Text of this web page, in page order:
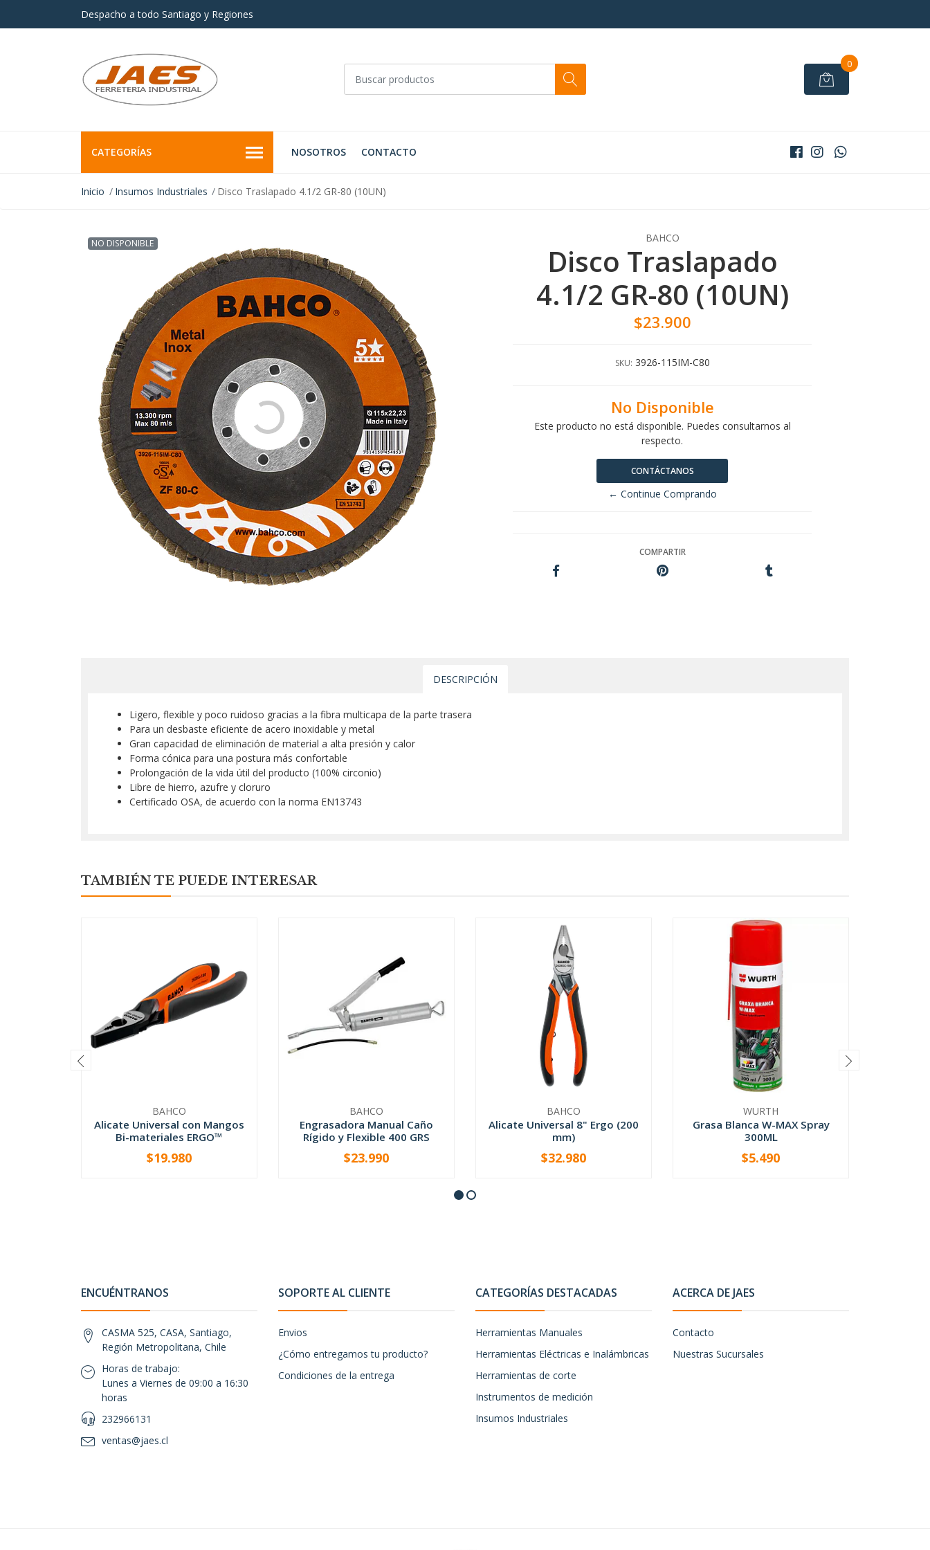
Despacho a todo Santiago y Regiones
0
CATEGORÍAS NOSOTROS CONTACTO
Inicio Insumos Industriales Disco Traslapado 4.1/2 GR-80 (10UN)
NO DISPONIBLE BAHCO
Disco Traslapado
4.1/2 GR-80 (10UN)
$23.900
SKU: 3926-115IM-C80
No Disponible
Este producto no está disponible. Puedes consultarnos al
respecto.
CONTÁCTANOS
← Continue Comprando
COMPARTIR
DESCRIPCIÓN
Ligero, flexible y poco ruidoso gracias a la fibra multicapa de la parte trasera
Para un desbaste eficiente de acero inoxidable y metal
Gran capacidad de eliminación de material a alta presión y calor
Forma cónica para una postura más confortable
Prolongación de la vida útil del producto (100% circonio)
Libre de hierro, azufre y cloruro
Certificado OSA, de acuerdo con la norma EN13743
TAMBIÉN TE PUEDE INTERESAR
BAHCO
Alicate Universal con Mangos
Bi-materiales ERGO™
+
$19.980
BAHCO
Engrasadora Manual Caño
Rígido y Flexible 400 GRS
+
$23.990
BAHCO
Alicate Universal 8" Ergo (200
mm)
+
$32.980
WURTH
Grasa Blanca W-MAX Spray
300ML
+
$5.490
ENCUÉNTRANOS
CASMA 525, CASA, Santiago,
Región Metropolitana, Chile
Horas de trabajo:
Lunes a Viernes de 09:00 a 16:30
horas
232966131
ventas@jaes.cl
SOPORTE AL CLIENTE
Envios
¿Cómo entregamos tu producto?
Condiciones de la entrega
CATEGORÍAS DESTACADAS
Herramientas Manuales
Herramientas Eléctricas e Inalámbricas
Herramientas de corte
Instrumentos de medición
Insumos Industriales
ACERCA DE JAES
Contacto
Nuestras Sucursales